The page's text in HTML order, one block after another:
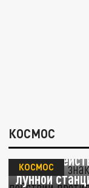
КОСМОС
"Зловещий
список
лунной
КОСМОС